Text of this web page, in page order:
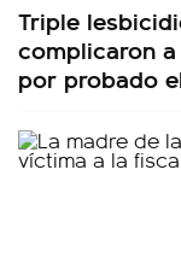
Triple
complicaron
por probado